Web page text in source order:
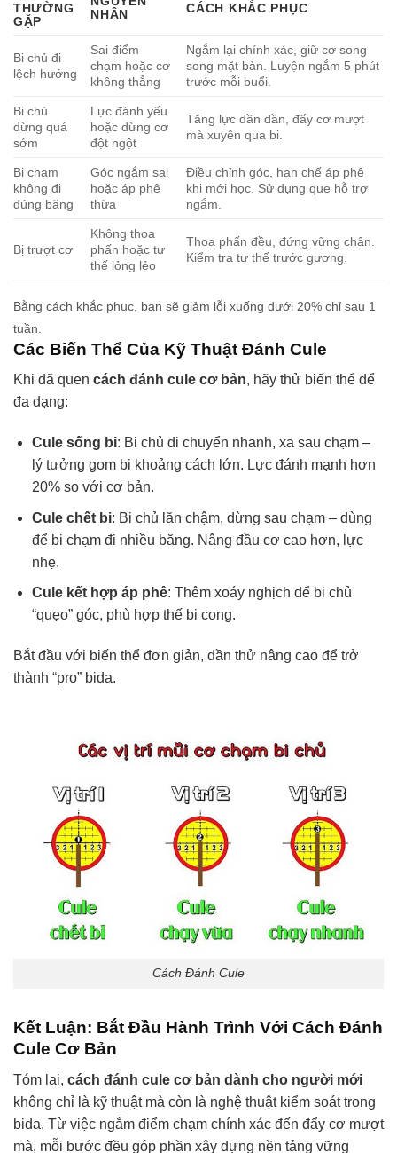
THƯỜNG
GẶP
NHÂN
CÁCH KHẮC PHỤC
Bi chủ đi
lệch hướng
Sai điểm
chạm hoặc cơ
không thẳng
Ngắm lại chính xác, giữ cơ song
song mặt bàn. Luyện ngắm 5 phút
trước mỗi buổi.
Bi chủ
dừng quá
sớm
Lực đánh yếu
hoặc dừng cơ
đột ngột
Tăng lực dần dần, đẩy cơ mượt
mà xuyên qua bi.
Bi chạm
không đi
đúng băng
Góc ngắm sai
hoặc áp phê
thừa
Điều chỉnh góc, hạn chế áp phê
khi mới học. Sử dụng que hỗ trợ
ngắm.
Bị trượt cơ
Không thoa
phấn hoặc tư
thế lỏng lẻo
Thoa phấn đều, đứng vững chân.
Kiểm tra tư thế trước gương.
Bằng cách khắc phục, bạn sẽ giảm lỗi xuống dưới 20% chỉ sau 1
tuần.
Các Biến Thể Của Kỹ Thuật Đánh Cule
Khi đã quen cách đánh cule cơ bản, hãy thử biến thể để
đa dạng:
Cule sống bi: Bi chủ di chuyển nhanh, xa sau chạm –
lý tưởng gom bi khoảng cách lớn. Lực đánh mạnh hơn
20% so với cơ bản.
Cule chết bi: Bi chủ lăn chậm, dừng sau chạm – dùng
để bi chạm đi nhiều băng. Nâng đầu cơ cao hơn, lực
nhẹ.
Cule kết hợp áp phê: Thêm xoáy nghịch để bi chủ
“quẹo” góc, phù hợp thế bi cong.
Bắt đầu với biến thể đơn giản, dần thử nâng cao để trở
thành “pro” bida.
Cách Đánh Cule
Kết Luận: Bắt Đầu Hành Trình Với Cách Đánh
Cule Cơ Bản
Tóm lại, cách đánh cule cơ bản dành cho người mới
không chỉ là kỹ thuật mà còn là nghệ thuật kiểm soát trong
bida. Từ việc ngắm điểm chạm chính xác đến đẩy cơ mượt
mà, mỗi bước đều góp phần xây dựng nền tảng vững